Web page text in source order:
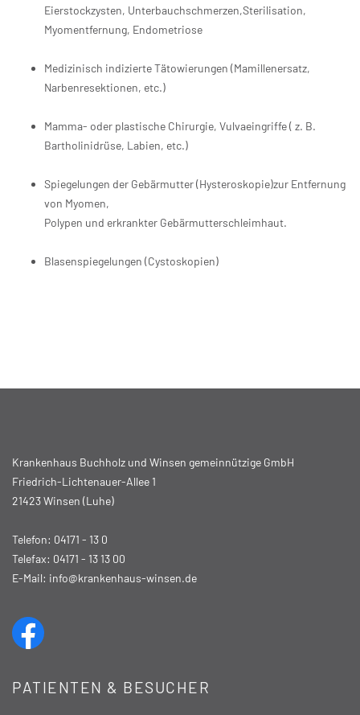
Eierstockzysten, Unterbauchschmerzen,Sterilisation,
Myomentfernung, Endometriose
Medizinisch indizierte Tätowierungen (Mamillenersatz,
Narbenresektionen, etc.)
Mamma- oder plastische Chirurgie, Vulvaeingriffe ( z. B.
Bartholinidrüse, Labien, etc.)
Spiegelungen der Gebärmutter (Hysteroskopie)zur Entfernung
von Myomen,
Polypen und erkrankter Gebärmutterschleimhaut.
Blasenspiegelungen (Cystoskopien)
Krankenhaus Buchholz und Winsen gemeinnützige GmbH
Friedrich-Lichtenauer-Allee 1
21423 Winsen (Luhe)
Telefon: 04171 - 13 0
Telefax: 04171 - 13 13 00
E-Mail: info@krankenhaus-winsen.de
PATIENTEN & BESUCHER